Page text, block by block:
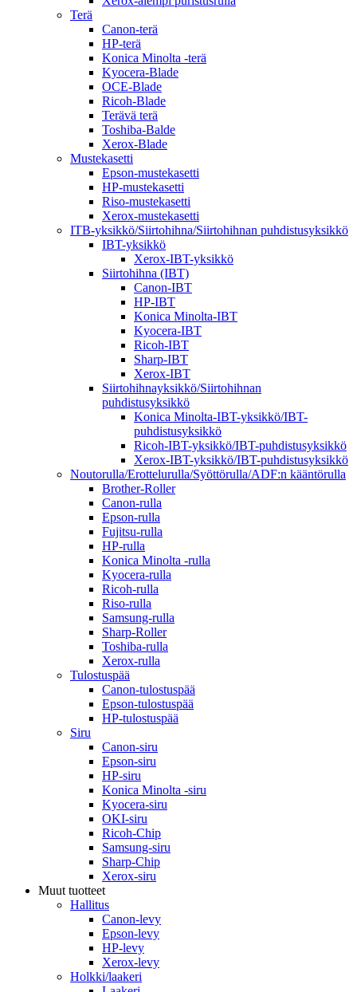
Terä
Canon-terä
HP-terä
Konica Minolta -terä
Kyocera-Blade
OCE-Blade
Ricoh-Blade
Terävä terä
Toshiba-Balde
Xerox-Blade
Mustekasetti
Epson-mustekasetti
HP-mustekasetti
Riso-mustekasetti
Xerox-mustekasetti
ITB-yksikkö/Siirtohihna/Siirtohihnan puhdistusyksikkö
IBT-yksikkö
Xerox-IBT-yksikkö
Siirtohihna (IBT)
Canon-IBT
HP-IBT
Konica Minolta-IBT
Kyocera-IBT
Ricoh-IBT
Sharp-IBT
Xerox-IBT
Siirtohihnayksikkö/Siirtohihnan
puhdistusyksikkö
Konica Minolta-IBT-yksikkö/IBT-
puhdistusyksikkö
Ricoh-IBT-yksikkö/IBT-puhdistusyksikkö
Xerox-IBT-yksikkö/IBT-puhdistusyksikkö
Noutorulla/Erottelurulla/Syöttörulla/ADF:n kääntörulla
Brother-Roller
Canon-rulla
Epson-rulla
Fujitsu-rulla
HP-rulla
Konica Minolta -rulla
Kyocera-rulla
Ricoh-rulla
Riso-rulla
Samsung-rulla
Sharp-Roller
Toshiba-rulla
Xerox-rulla
Tulostuspää
Canon-tulostuspää
Epson-tulostuspää
HP-tulostuspää
Siru
Canon-siru
Epson-siru
HP-siru
Konica Minolta -siru
Kyocera-siru
OKI-siru
Ricoh-Chip
Samsung-siru
Sharp-Chip
Xerox-siru
Muut tuotteet
Hallitus
Canon-levy
Epson-levy
HP-levy
Xerox-levy
Holkki/laakeri